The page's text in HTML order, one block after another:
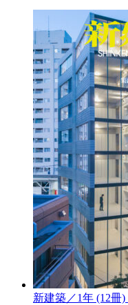
新建築／1年 (12冊)